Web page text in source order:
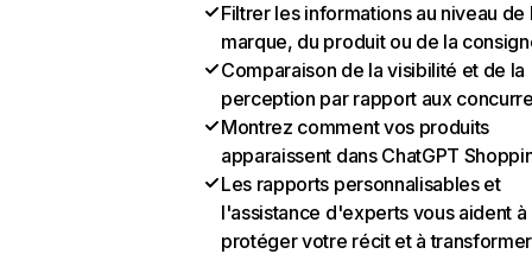
Filtrer les informations au niveau de
marque, du produit ou de la
Comparaison de la visibilité et de la
perception par rapport aux
Montrez comment vos produits
apparaissent dans ChatGPT
Les rapports personnalisables et
l'assistance d'experts vous aident à
protéger votre récit et à